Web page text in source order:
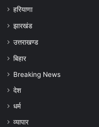
हरियाणा
झारखंड
उत्तराखण्ड
बिहार
Breaking News
देश
धर्म
व्यापार